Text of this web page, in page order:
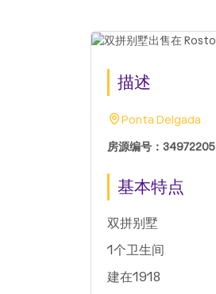
描述
Ponta Delgada
房源编号：34972205
基本特点
双拼别墅
1个卫生间
建在1918